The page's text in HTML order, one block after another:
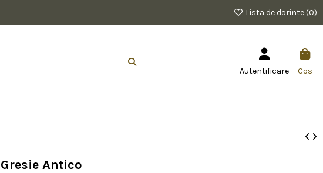
Lista de dorinte (0)
Autentificare Cos
Gresie Antico